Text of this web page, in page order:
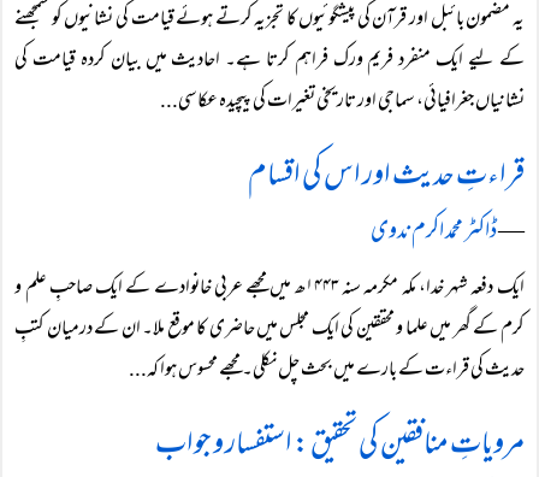
یہ مضمون بائبل اور قرآن کی پیشگوئیوں کا تجزیہ کرتے ہوئے قیامت کی نشانیوں کو سمجھنے
کے لیے ایک منفرد فریم ورک فراہم کرتا ہے۔ احادیث میں بیان کردہ قیامت کی
نشانیاں جغرافیائی، سماجی اور تاریخی تغیرات کی پیچیدہ عکاسی...
قراءتِ حدیث اور اس کی اقسام
―ڈاکٹر محمد اکرم ندوی
ایک دفعہ شہر خدا، مکہ مکرمہ سنہ ۱۴۴۳ھ میں مجھے عربی خانوادے کے ایک صاحبِ علم و
کرم کے گھر میں علما و محققین کی ایک مجلس میں حاضری کا موقع ملا۔ ان کے درمیان کتبِ
حدیث کی قراءت کے بارے میں بحث چل نکلی۔ مجھے محسوس ہوا کہ...
مرویاتِ منافقین کی تحقیق : استفسار و جواب